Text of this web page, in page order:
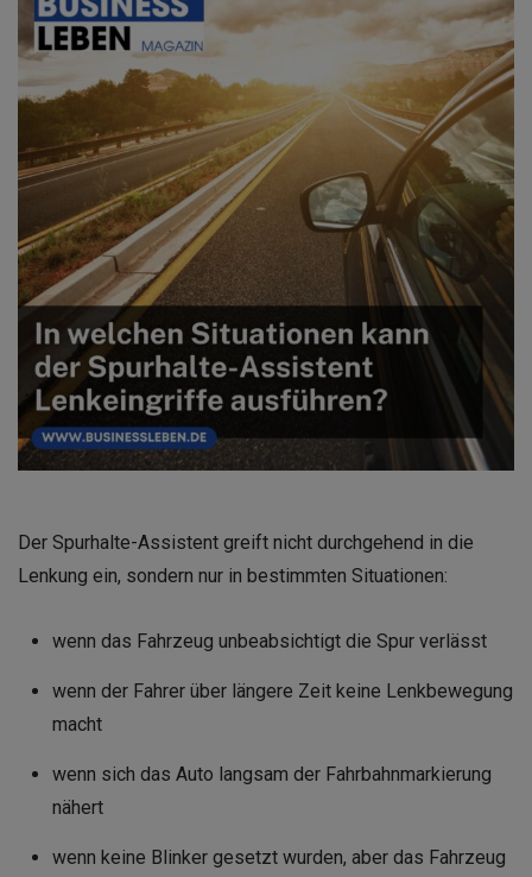
Der Spurhalte-Assistent greift nicht durchgehend in die
Lenkung ein, sondern nur in bestimmten Situationen:
wenn das Fahrzeug unbeabsichtigt die Spur verlässt
wenn der Fahrer über längere Zeit keine Lenkbewegung
macht
wenn sich das Auto langsam der Fahrbahnmarkierung
nähert
wenn keine Blinker gesetzt wurden, aber das Fahrzeug